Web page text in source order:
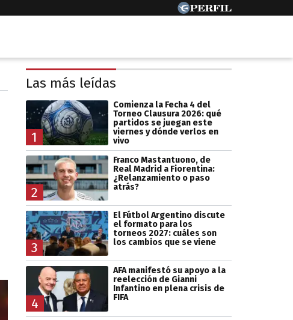
Las más leídas
1
Comienza la Fecha 4 del
Torneo Clausura 2026: qué
partidos se juegan este
viernes y dónde verlos en
vivo
2
Franco Mastantuono, de
Real Madrid a Fiorentina:
¿Relanzamiento o paso
atrás?
3
El Fútbol Argentino discute
el formato para los
torneos 2027: cuáles son
los cambios que se viene
4
AFA manifestó su apoyo a la
reelección de Gianni
Infantino en plena crisis de
FIFA